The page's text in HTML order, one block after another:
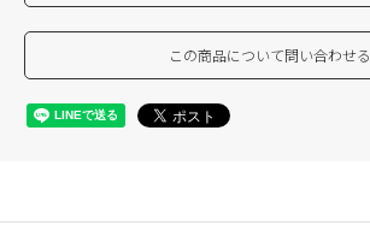
この商品について問い合わせる